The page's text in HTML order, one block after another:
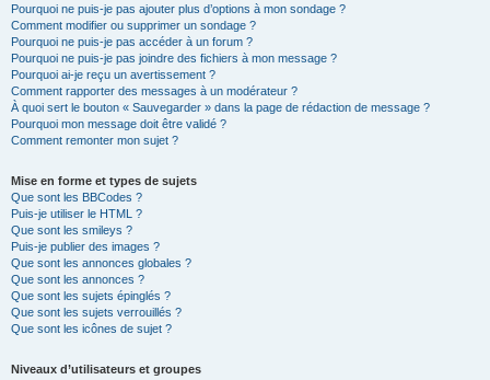
Pourquoi ne puis-je pas ajouter plus d’options à mon sondage ?
Comment modifier ou supprimer un sondage ?
Pourquoi ne puis-je pas accéder à un forum ?
Pourquoi ne puis-je pas joindre des fichiers à mon message ?
Pourquoi ai-je reçu un avertissement ?
Comment rapporter des messages à un modérateur ?
À quoi sert le bouton « Sauvegarder » dans la page de rédaction de message ?
Pourquoi mon message doit être validé ?
Comment remonter mon sujet ?
Mise en forme et types de sujets
Que sont les BBCodes ?
Puis-je utiliser le HTML ?
Que sont les smileys ?
Puis-je publier des images ?
Que sont les annonces globales ?
Que sont les annonces ?
Que sont les sujets épinglés ?
Que sont les sujets verrouillés ?
Que sont les icônes de sujet ?
Niveaux d’utilisateurs et groupes